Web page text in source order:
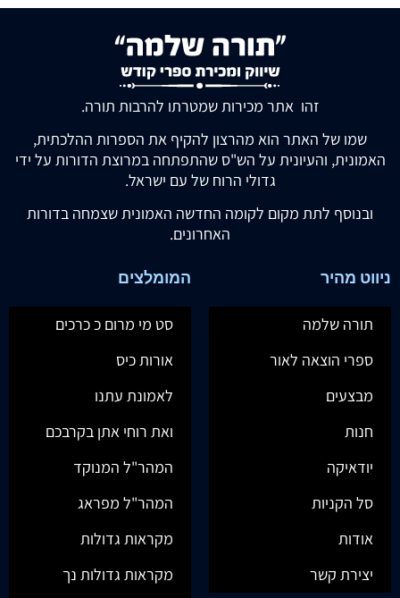
זהו אתר מכירות שמטרתו להרבות תורה.
שמו של האתר הוא מהרצון להקיף את הספרות ההלכתית,
האמונית, והעיונית על הש"ס שהתפתחה במרוצת הדורות על ידי
גדולי הרוח של עם ישראל.
ובנוסף לתת מקום לקומה החדשה האמונית שצמחה בדורות
האחרונים.
ניווט מהיר
תורה שלמה
ספרי הוצאה לאור
מבצעים
חנות
יודאיקה
סל הקניות
אודות
יצירת קשר
המומלצים
סט מי מרום כ כרכים
אורות כיס
לאמונת עתנו
ואת רוחי אתן בקרבכם
המהר"ל המנוקד
המהר"ל מפראג
מקראות גדולות
מקראות גדולות נך